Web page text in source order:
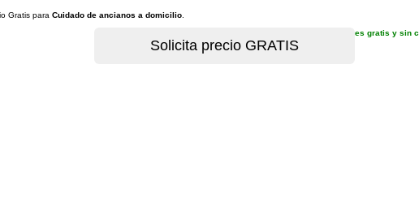
Gratis para Cuidado de ancianos a domicilio
es gratis y sin